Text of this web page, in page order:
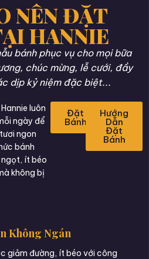
NÊN ĐẶT
HANNIE
bánh phục vụ cho mọi bữa
chúc mừng, lễ cưới, đầy
dịp kỷ niệm đặc biệt...
luôn
ngày để
ngon
bánh
ít béo
không bị
Đặt
Bánh
Hướng
Dẫn
Đặt
Bánh
Không Ngán
giảm đường, ít béo với công